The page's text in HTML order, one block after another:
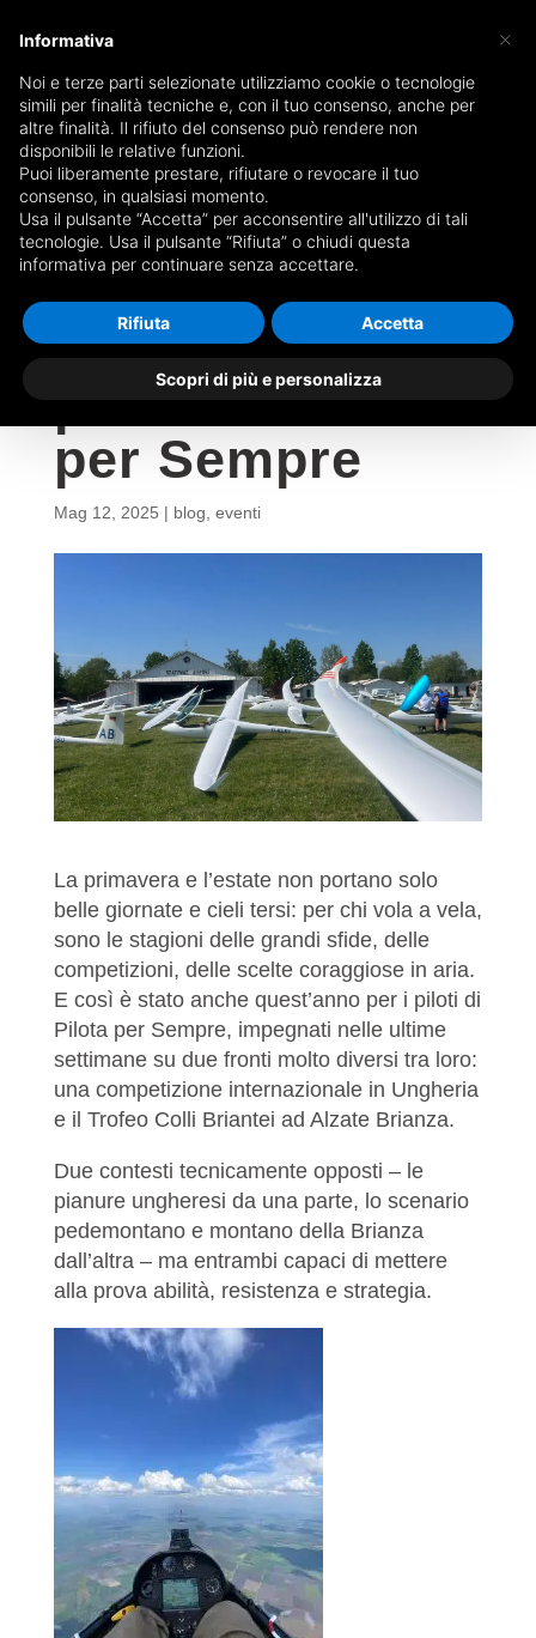
Competere in
cielo: emozioni,
sfide e
successi per i
piloti di Pilota
per Sempre
Mag 12, 2025 | blog eventi
La primavera e l’estate non portano solo
belle giornate e cieli tersi: per chi vola a vela,
sono le stagioni delle grandi sfide, delle
competizioni, delle scelte coraggiose in aria.
E così è stato anche quest’anno per i piloti di
Pilota per Sempre, impegnati nelle ultime
settimane su due fronti molto diversi tra loro:
una competizione internazionale in Ungheria
e il Trofeo Colli Briantei ad Alzate Brianza.
Due contesti tecnicamente opposti – le
pianure ungheresi da una parte, lo scenario
pedemontano e montano della Brianza
dall’altra – ma entrambi capaci di mettere
alla prova abilità, resistenza e strategia.
×
Informativa
Noi e terze parti selezionate utilizziamo cookie o tecnologie
simili per finalità tecniche e, con il tuo consenso, anche per
altre finalità. Il rifiuto del consenso può rendere non
disponibili le relative funzioni.
Puoi liberamente prestare, rifiutare o revocare il tuo
consenso, in qualsiasi momento.
Usa il pulsante “Accetta” per acconsentire all'utilizzo di tali
tecnologie. Usa il pulsante “Rifiuta” o chiudi questa
informativa per continuare senza accettare.
Scopri di più e personalizza
Rifiuta Accetta